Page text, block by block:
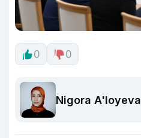
0 0
Nigora A'loyeva